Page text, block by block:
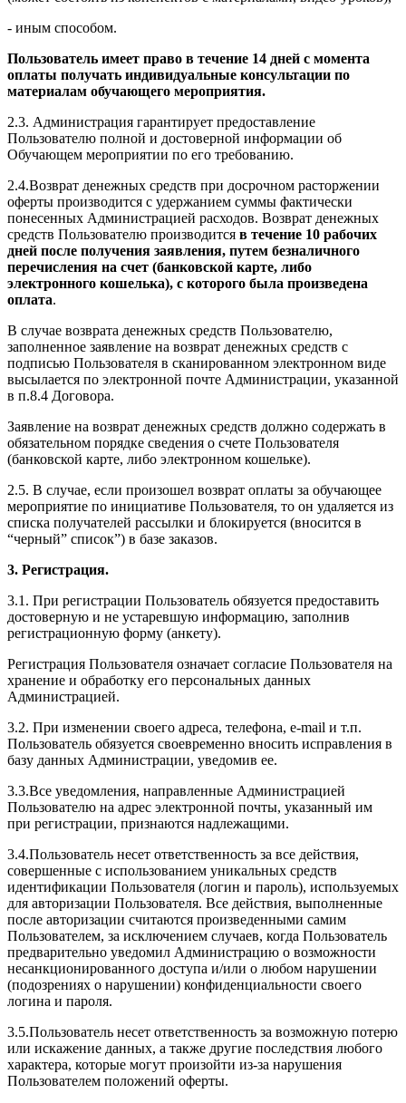
- иным способом.
Пользователь имеет право в течение 14 дней с момента
оплаты получать индивидуальные консультации по
материалам обучающего мероприятия.
2.3. Администрация гарантирует предоставление
Пользователю полной и достоверной информации об
Обучающем мероприятии по его требованию.
2.4.Возврат денежных средств при досрочном расторжении
оферты производится с удержанием суммы фактически
понесенных Администрацией расходов. Возврат денежных
средств Пользователю производится в течение 10 рабочих
дней после получения заявления, путем безналичного
перечисления на счет (банковской карте, либо
электронного кошелька), с которого была произведена
оплата.
В случае возврата денежных средств Пользователю,
заполненное заявление на возврат денежных средств с
подписью Пользователя в сканированном электронном виде
высылается по электронной почте Администрации, указанной
в п.8.4 Договора.
Заявление на возврат денежных средств должно содержать в
обязательном порядке сведения о счете Пользователя
(банковской карте, либо электронном кошельке).
2.5. В случае, если произошел возврат оплаты за обучающее
мероприятие по инициативе Пользователя, то он удаляется из
списка получателей рассылки и блокируется (вносится в
“черный” список”) в базе заказов.
3. Регистрация.
3.1. При регистрации Пользователь обязуется предоставить
достоверную и не устаревшую информацию, заполнив
регистрационную форму (анкету).
Регистрация Пользователя означает согласие Пользователя на
хранение и обработку его персональных данных
Администрацией.
3.2. При изменении своего адреса, телефона, e-mail и т.п.
Пользователь обязуется своевременно вносить исправления в
базу данных Администрации, уведомив ее.
3.3.Все уведомления, направленные Администрацией
Пользователю на адрес электронной почты, указанный им
при регистрации, признаются надлежащими.
3.4.Пользователь несет ответственность за все действия,
совершенные с использованием уникальных средств
идентификации Пользователя (логин и пароль), используемых
для авторизации Пользователя. Все действия, выполненные
после авторизации считаются произведенными самим
Пользователем, за исключением случаев, когда Пользователь
предварительно уведомил Администрацию о возможности
несанкционированного доступа и/или о любом нарушении
(подозрениях о нарушении) конфиденциальности своего
логина и пароля.
3.5.Пользователь несет ответственность за возможную потерю
или искажение данных, а также другие последствия любого
характера, которые могут произойти из-за нарушения
Пользователем положений оферты.